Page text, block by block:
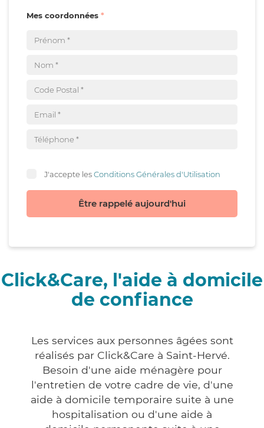
Mes coordonnées
J'accepte lesConditions Générales d'Utilisation
Être rappelé aujourd'hui
Click&Care, l'aide à domicile
de confiance
Les services aux personnes âgées sont
réalisés par Click&Care à Saint-Hervé.
Besoin d'une aide ménagère pour
l'entretien de votre cadre de vie, d'une
aide à domicile temporaire suite à une
hospitalisation ou d'une aide à